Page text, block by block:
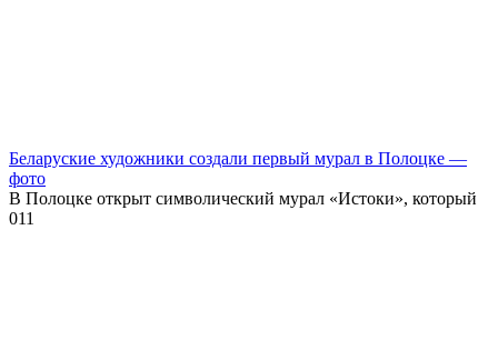
Беларуские художники создали первый мурал в Полоцке —
фото
В Полоцке открыт символический мурал «Истоки», который
011